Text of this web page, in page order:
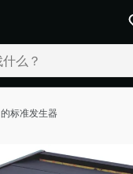
的标准发生器